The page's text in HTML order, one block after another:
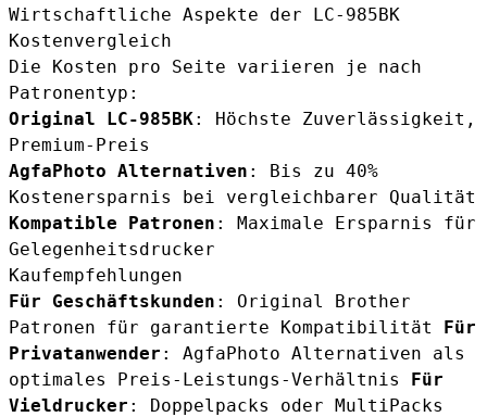
Wirtschaftliche Aspekte der LC-985BK
Kostenvergleich
Die Kosten pro Seite variieren je nach
Patronentyp:
Original LC-985BK: Höchste Zuverlässigkeit,
Premium-Preis
AgfaPhoto Alternativen : Bis zu 40%
Kostenersparnis bei vergleichbarer Qualität
Kompatible Patronen : Maximale Ersparnis für
Gelegenheitsdrucker
Kaufempfehlungen
Für Geschäftskunden : Original Brother
Patronen für garantierte Kompatibilität Für
Privatanwender : AgfaPhoto Alternativen als
optimales Preis-Leistungs-Verhältnis Für
Vieldrucker : Doppelpacks oder MultiPacks